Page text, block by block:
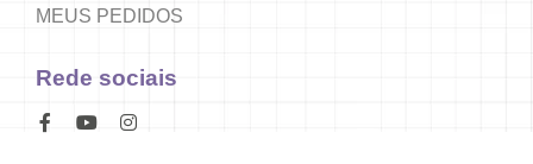
MEUS PEDIDOS
Rede sociais